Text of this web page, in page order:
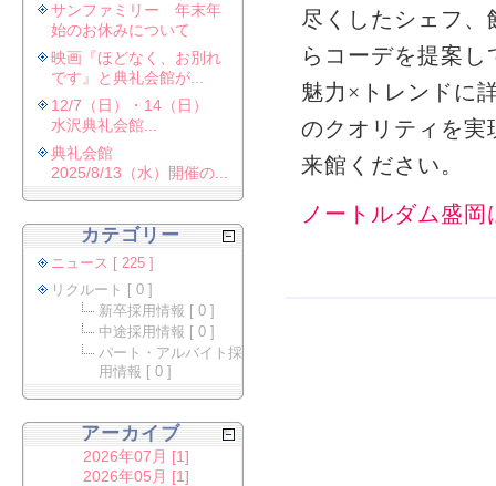
尽くしたシェフ
らコーデを提案
魅力×トレンドに
のクオリティを実
来館ください。
ノートルダム盛岡
サンファミリー 年末年
始のお休みについて
映画『ほどなく、お別れ
です』と典礼会館が...
12/7（日）・14（日）
水沢典礼会館...
典礼会館
2025/8/13（水）開催の...
カテゴリー
ニュース [ 225 ]
リクルート [ 0 ]
新卒採用情報 [ 0 ]
中途採用情報 [ 0 ]
パート・アルバイト採
用情報 [ 0 ]
アーカイブ
2026年07月 [1]
2026年05月 [1]